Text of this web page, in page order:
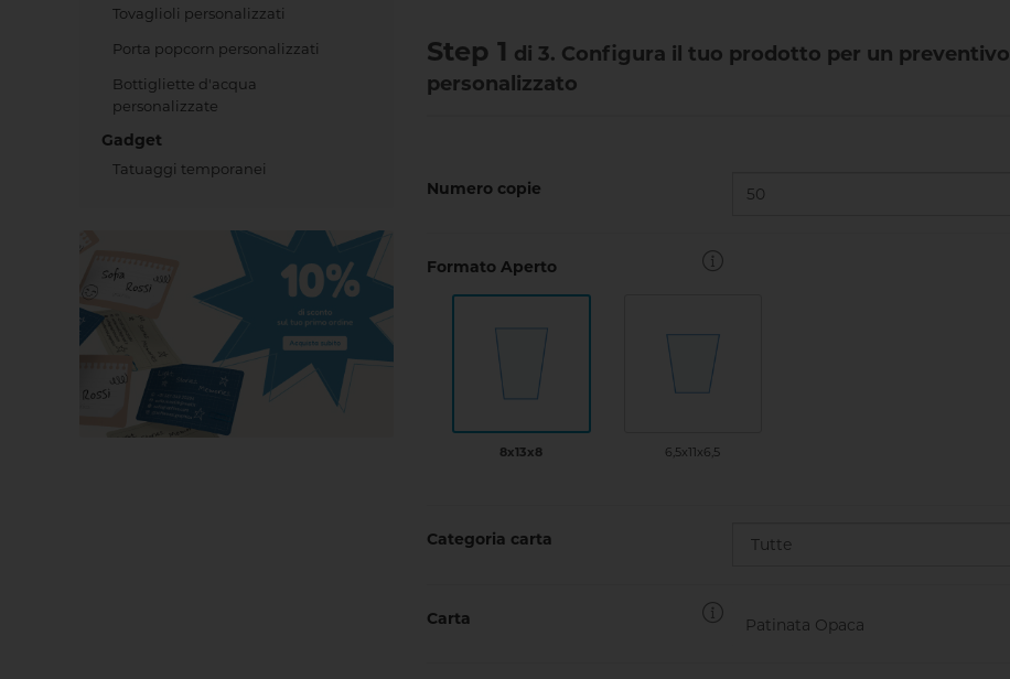
Tovaglioli personalizzati
Porta popcorn personalizzati
Bottigliette d'acqua
personalizzate
Gadget
Tatuaggi temporanei
Step 1 di 3. Configura il tuo prodotto per un preventivo
personalizzato
Numero copie
Formato Aperto
8x13x8 6,5x11x6,5
Categoria carta
Carta